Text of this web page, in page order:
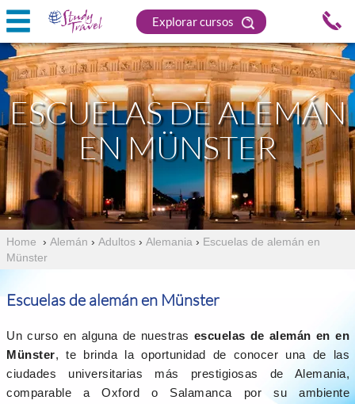
Explorar cursos
ESCUELAS DE ALEMÁN
EN MÜNSTER
Home › Alemán › Adultos › Alemania › Escuelas de alemán en
Münster
Escuelas de alemán en Münster
Un curso en alguna de nuestras escuelas de alemán en en
Münster, te brinda la oportunidad de conocer una de las
ciudades universitarias más prestigiosas de Alemania,
comparable a Oxford o Salamanca por su ambiente